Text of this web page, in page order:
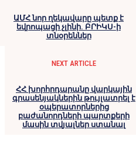
ԱՄՀ նոր ղեկավարը պետք է
եվրոպացի չլինի. ԲՐԻԿՍ-ի
տնօրեններ
NEXT ARTICLE
ՀՀ խորհրդարանը վարկային
գրասենյակներին թույլատրել է
օպերատորներից
բաժանորդների պարտքերի
մասին տվյալներ ստանալ